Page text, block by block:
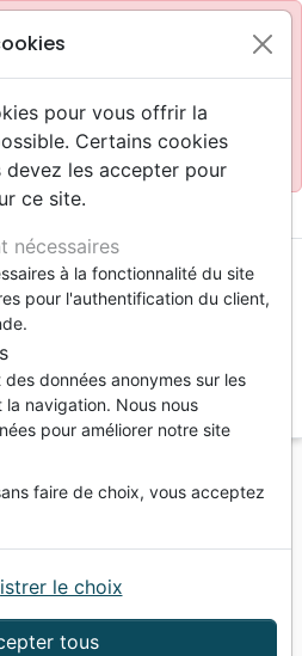
: Se connecter
: La Maison de la Bible
de nouvelle commande
States).
pour vous offrir la
Certains cookies
devez les accepter pour
ce site.
nécessaires
à la fonctionnalité du site
pour l'authentification du client,
données anonymes sur les
navigation. Nous nous
pour améliorer notre site
faire de choix, vous acceptez
tous
le choix